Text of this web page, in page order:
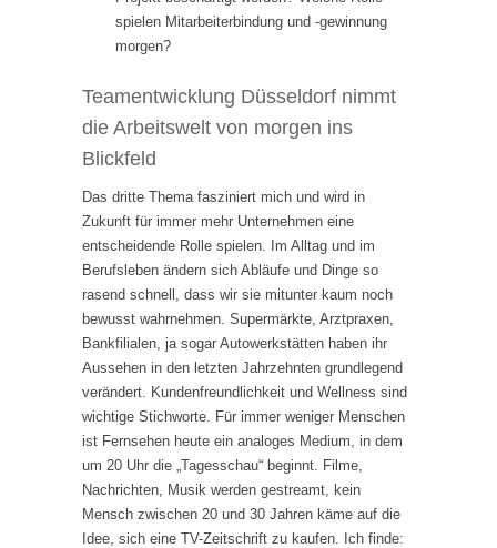
spielen Mitarbeiterbindung und -gewinnung
morgen?
Teamentwicklung Düsseldorf nimmt
die Arbeitswelt von morgen ins
Blickfeld
Das dritte Thema fasziniert mich und wird in
Zukunft für immer mehr Unternehmen eine
entscheidende Rolle spielen. Im Alltag und im
Berufsleben ändern sich Abläufe und Dinge so
rasend schnell, dass wir sie mitunter kaum noch
bewusst wahrnehmen. Supermärkte, Arztpraxen,
Bankfilialen, ja sogar Autowerkstätten haben ihr
Aussehen in den letzten Jahrzehnten grundlegend
verändert. Kundenfreundlichkeit und Wellness sind
wichtige Stichworte. Für immer weniger Menschen
ist Fernsehen heute ein analoges Medium, in dem
um 20 Uhr die „Tagesschau“ beginnt. Filme,
Nachrichten, Musik werden gestreamt, kein
Mensch zwischen 20 und 30 Jahren käme auf die
Idee, sich eine TV-Zeitschrift zu kaufen. Ich finde: